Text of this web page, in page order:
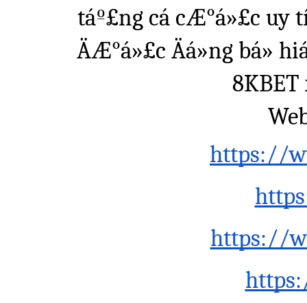
táº£ng cá cÆ°á»£c uy
ÄÆ°á»£c Äá»ng
8KBET
https://
https://